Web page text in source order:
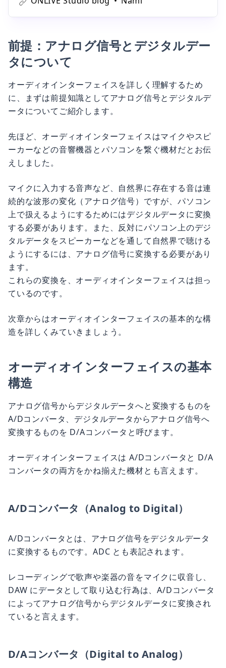
たり、宅録をするためには、「オーディオインターフェ
イス」が必要になります。この記事では、オーディオイ
前提：アナログ信号とデジタルデー
タについて
オーディオインターフェイスを詳しく理解するため
に、まずは前提知識としてアナログ信号とデジタルデ
ータについてご紹介します。
先ほど、オーディオインターフェイスはマイクやスピ
ーカーなどの音響機器とパソコンを繋ぐ機材だとお伝
えしました。
マイクに入力する音声など、自然界に存在する音は連
続的な波形の変化（アナログ信号）ですが、パソコン
上で扱えるようにするためにはデジタルデータに変換
する必要があります。また、反対にパソコン上のデジ
タルデータをスピーカーなどを通して自然界で聴ける
ようにするには、アナログ信号に変換する必要があり
ます。
これらの変換を、オーディオインターフェイスは担っ
ているのです。
次章からはオーディオインターフェイスの基本的な構
造を詳しくみていきましょう。
オーディオインターフェイスの基本
構造
アナログ信号からデジタルデータへと変換するものを
A/Dコンバータ、デジタルデータからアナログ信号へ
変換するものを D/Aコンバータと呼びます。
オーディオインターフェイスは A/Dコンバータと D/A
コンバータの両方をかね揃えた機材とも言えます。
A/Dコンバータ（Analog to Digital）
A/Dコンバータとは、アナログ信号をデジタルデータ
に変換するものです。ADC とも表記されます。
レコーディングで歌声や楽器の音をマイクに収音し、
DAW にデータとして取り込む行為は、A/Dコンバータ
によってアナログ信号からデジタルデータに変換され
ていると言えます。
D/Aコンバータ（Digital to Analog）